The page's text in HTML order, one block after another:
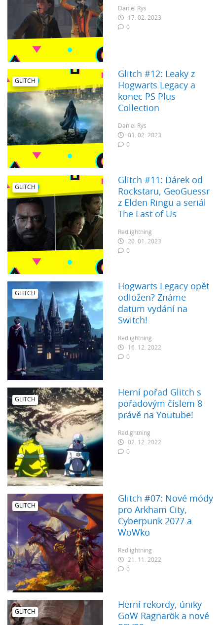
Daniel Rys
17. 02. 2023
0
GLITCH
Glitch #12: Leaky z
Hogwarts Legacy a
konec PS Plus
Collection
Daniel Rys
03. 02. 2023
0
GLITCH
Glitch #11: Dárek od
Rockstaru, GeoGuessr
z Elden Ringu a seriál
The Last of Us
Redlightning
20. 01. 2023
0
GLITCH
Hogwarts Legacy opět
odložen? Známe
datum vydání na
Switch!
Redlightning
16. 12. 2022
0
GLITCH
Herní pořad Glitch s
pořadovým číslem 8
právě na Youtube!
Redightning
02. 12. 2022
0
GLITCH
Glitch #07: Nové módy
pro Arkham City,
Cyberpunk 2077 a
WoWko
Redlightning
21. 11. 2022
0
GLITCH
Herní rekordy, úniky
GoW Ragnarök a nové